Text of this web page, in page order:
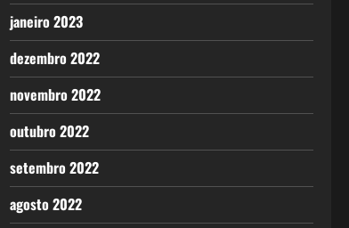
janeiro 2023
dezembro 2022
novembro 2022
outubro 2022
setembro 2022
agosto 2022